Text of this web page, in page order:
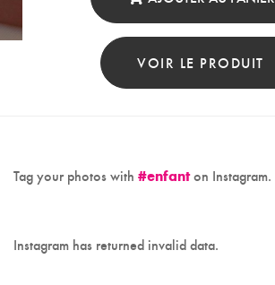
VOIR LE PRODUIT
Tag your photos with #enfanton Instagram.
Instagram has returned invalid data.